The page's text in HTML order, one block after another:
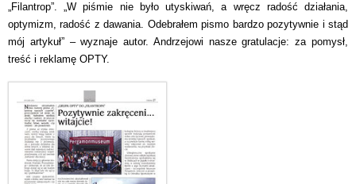
„Filantrop”. „W piśmie nie było utyskiwań, a wręcz radość działania,
optymizm, radość z dawania. Odebrałem pismo bardzo pozytywnie i stąd
mój artykuł” – wyznaje autor. Andrzejowi nasze gratulacje: za pomysł,
treść i reklamę OPTY.